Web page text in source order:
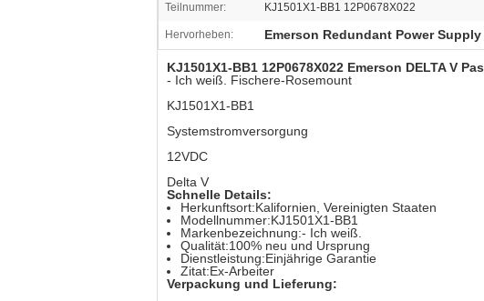
Teilnummer: KJ1501X1-BB1 12P0678X022
Hervorheben: Emerson Redundant Power
KJ1501X1-BB1 12P0678X022 Emerson DELTA V
- Ich weiß.
Fischere-Rosemount
KJ1501X1-BB1
Systemstromversorgung
12VDC
Delta V
Schnelle Details:
Herkunftsort:Kalifornien, Vereinigten Staaten
Modellnummer:KJ1501X1-BB1
Markenbezeichnung:- Ich weiß.
Qualität:100% neu und Ursprung
Dienstleistung:Einjährige Garantie
Zitat:Ex-Arbeiter
Verpackung und Lieferung: